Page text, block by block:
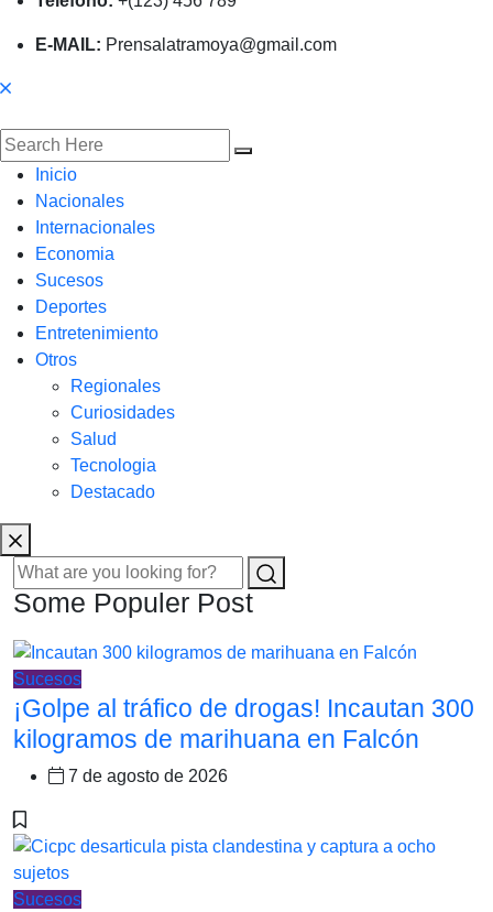
E-MAIL: Prensalatramoya@gmail.com
Inicio
Nacionales
Internacionales
Economia
Sucesos
Deportes
Entretenimiento
Otros
Regionales
Curiosidades
Salud
Tecnologia
Destacado
Some Populer Post
Sucesos
¡Golpe al tráfico de drogas! Incautan 300
kilogramos de marihuana en Falcón
7 de agosto de 2026
Sucesos